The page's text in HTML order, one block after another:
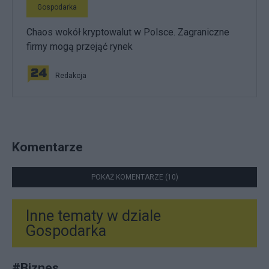
Gospodarka
Chaos wokół kryptowalut w Polsce. Zagraniczne
firmy mogą przejąć rynek
Redakcja
Komentarze
POKAŻ KOMENTARZE (10)
Inne tematy w dziale
Gospodarka